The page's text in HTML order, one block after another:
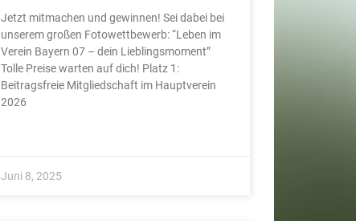
Jetzt mitmachen und gewinnen! Sei dabei bei
unserem großen Fotowettbewerb: “Leben im
Verein Bayern 07 – dein Lieblingsmoment”
Tolle Preise warten auf dich! Platz 1:
Beitragsfreie Mitgliedschaft im Hauptverein
2026
Juni 8, 2025